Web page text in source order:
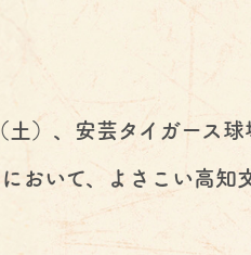
）、安芸タイガース
いて、よさこい高知